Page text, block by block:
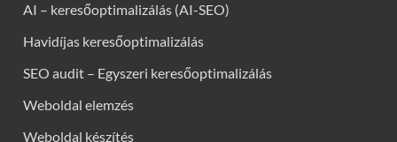
AI – keresőoptimalizálás (AI-SEO)
Havidíjas keresőoptimalizálás
SEO audit – Egyszeri keresőoptimalizálás
Weboldal elemzés
Weboldal készítés